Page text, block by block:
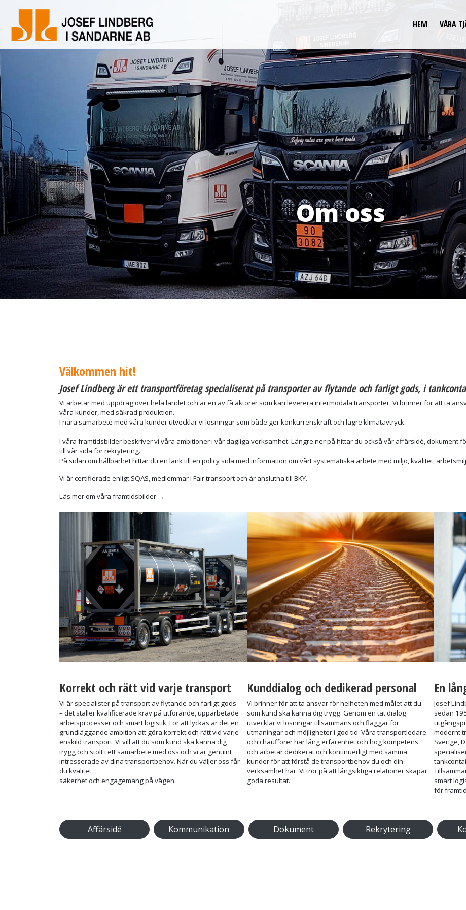
HEM VÅRA
Om oss
Välkommen hit!
Josef Lindberg är ett transportföretag specialiserat på transporter av flytande och farligt gods, i
Vi arbetar med uppdrag över hela landet och är en av få aktörer som kan leverera intermodala transporter. Vi brinner för att ta
våra kunder, med säkrad produktion.
I nära samarbete med våra kunder utvecklar vi lösningar som både ger konkurrenskraft och lägre klimatavtryck.
I våra framtidsbilder beskriver vi våra ambitioner i vår dagliga verksamhet. Längre ner på hittar du också vår affärsidé, dokument
till vår sida för rekrytering.
På sidan om hållbarhet hittar du en länk till en policy sida med information om vårt systematiska arbete med miljö, kvalitet,
Vi är certifierade enligt SQAS, medlemmar i Fair transport och är anslutna till BKY.
Läs mer om våra framtidsbilder →
Korrekt och rätt vid varje transport
Vi är specialister på transport av flytande och farligt gods
– det ställer kvalificerade krav på utförande, upparbetade
arbetsprocesser och smart logistik. För att lyckas är det en
grundläggande ambition att göra korrekt och rätt vid varje
enskild transport. Vi vill att du som kund ska känna dig
trygg och stolt i ett samarbete med oss och vi är genuint
intresserade av dina transportbehov. När du väljer oss får
du kvalitet,
säkerhet och engagemang på vägen.
Kunddialog och dedikerad personal
Vi brinner för att ta ansvar för helheten med målet att du
som kund ska känna dig trygg. Genom en tät dialog
utvecklar vi lösningar tillsammans och flaggar för
utmaningar och möjligheter i god tid. Våra transportledare
och chaufförer har lång erfarenhet och hög kompetens
och arbetar dedikerat och kontinuerligt med samma
kunder för att förstå de transportbehov du och din
verksamhet har. Vi tror på att långsiktiga relationer skapar
goda resultat.
En
Josef
sedan
modernt
Sverige,
smart
för
Affärsidé Kommunikation Dokument Rekrytering